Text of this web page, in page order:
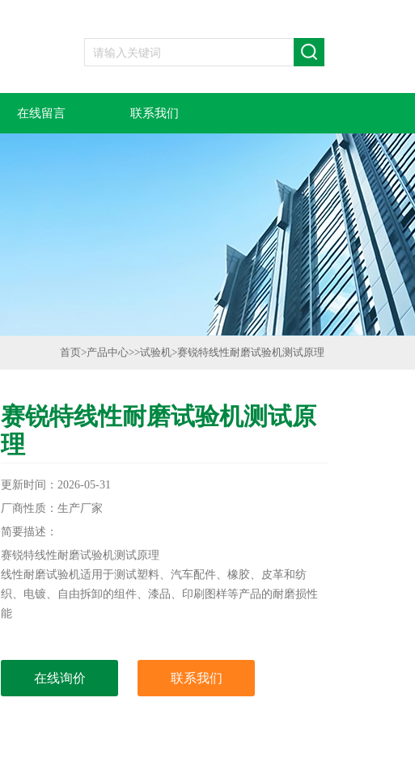
在线留言 联系我们
首页>产品中心>>试验机>赛锐特线性耐磨试验机测试原理
赛锐特线性耐磨试验机测试原
理
更新时间：2026-05-31
厂商性质：生产厂家
简要描述：
赛锐特线性耐磨试验机测试原理
线性耐磨试验机适用于测试塑料、汽车配件、橡胶、皮革和纺
织、电镀、自由拆卸的组件、漆品、印刷图样等产品的耐磨损性
能
在线询价 联系我们